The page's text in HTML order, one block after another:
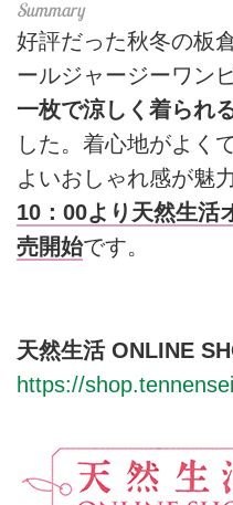
好評だった秋冬の板
ールジャージーワン
一枚で涼しく着られ
した。着心地がよく
よいおしゃれ感が魅
10：00より天然生活
売開始です。
天然生活 ONLINE
https://